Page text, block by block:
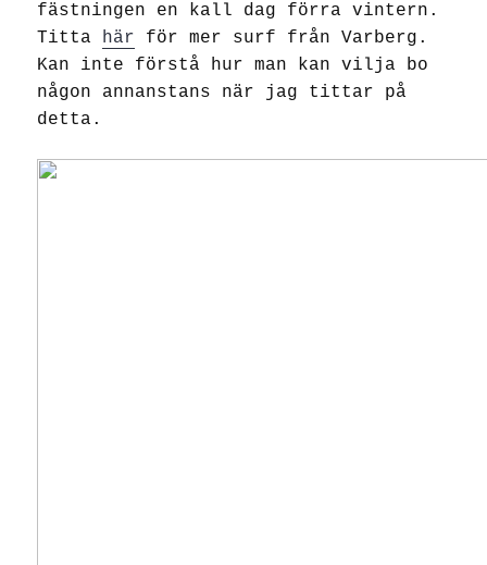
fästningen en kall dag förra vintern.
Titta här för mer surf från Varberg.
Kan inte förstå hur man kan vilja bo
någon annanstans när jag tittar på
detta.